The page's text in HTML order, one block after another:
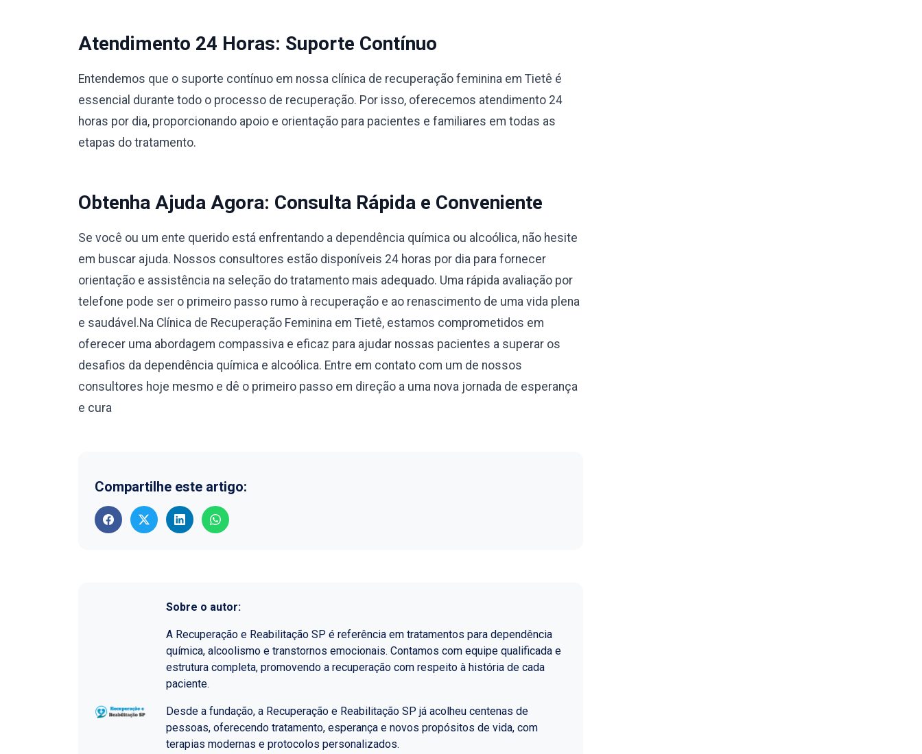
Atendimento 24 Horas: Suporte Contínuo
Entendemos que o suporte contínuo em nossa clínica de recuperação feminina em Tietê é
essencial durante todo o processo de recuperação. Por isso, oferecemos atendimento 24
horas por dia, proporcionando apoio e orientação para pacientes e familiares em todas as
etapas do tratamento.
Obtenha Ajuda Agora: Consulta Rápida e Conveniente
Se você ou um ente querido está enfrentando a dependência química ou alcoólica, não hesite
em buscar ajuda. Nossos consultores estão disponíveis 24 horas por dia para fornecer
orientação e assistência na seleção do tratamento mais adequado. Uma rápida avaliação por
telefone pode ser o primeiro passo rumo à recuperação e ao renascimento de uma vida plena
e saudável.Na Clínica de Recuperação Feminina em Tietê, estamos comprometidos em
oferecer uma abordagem compassiva e eficaz para ajudar nossas pacientes a superar os
desafios da dependência química e alcoólica. Entre em contato com um de nossos
consultores hoje mesmo e dê o primeiro passo em direção a uma nova jornada de esperança
e cura
Compartilhe este artigo:
Sobre o autor:
A Recuperação e Reabilitação SP é referência em tratamentos para dependência
química, alcoolismo e transtornos emocionais. Contamos com equipe qualificada e
estrutura completa, promovendo a recuperação com respeito à história de cada
paciente.
Desde a fundação, a Recuperação e Reabilitação SP já acolheu centenas de
pessoas, oferecendo tratamento, esperança e novos propósitos de vida, com
terapias modernas e protocolos personalizados.